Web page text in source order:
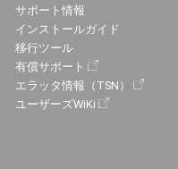
サポート情報
インストールガイド
移行ツール
有償サポート
エラッタ情報（TSN）
ユーザーズWiKi